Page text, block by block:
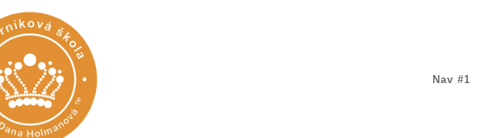
Nav #1